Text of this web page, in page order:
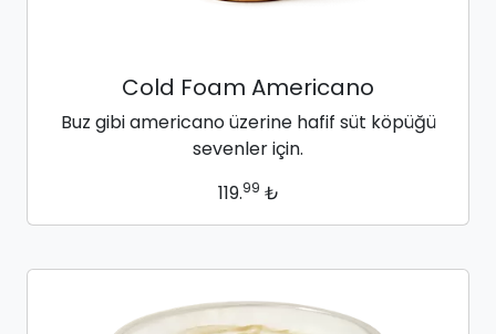
Cold Foam Americano
Buz gibi americano üzerine hafif süt köpüğü
sevenler için.
119.99 ₺